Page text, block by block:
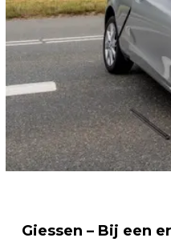
Giessen – Bij een